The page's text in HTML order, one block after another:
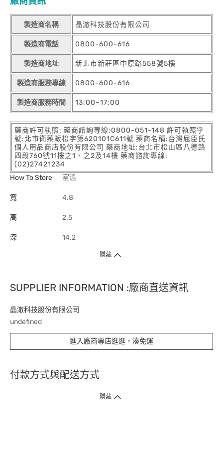
製造商名稱 晶澈科技股份有限公司
製造商電話 0800-600-616
製造商地址 新北市新莊區中原路558號5樓
製造商服務專線 0800-600-616
製造商服務時間 13:00~17:00
藥商許可執照: 藥商諮詢專線:0800-051-148 許可執照字
號:北市衛藥販松字第620101C611號 藥商名稱:台灣屈臣氏
個人用品商店股份有限公司 藥商地址:台北市松山區八德路
四段760號11樓之1、之2及14樓 藥商諮詢專線:
(02)27421234
How To Store
室溫
寬 4.8
高 2.5
深 14.2
隱藏
SUPPLIER INFORMATION :廠商直送資訊
晶澈科技股份有限公司
undefined
進入廠商專店逛逛，湊免運
付款方式與配送方式
隱藏